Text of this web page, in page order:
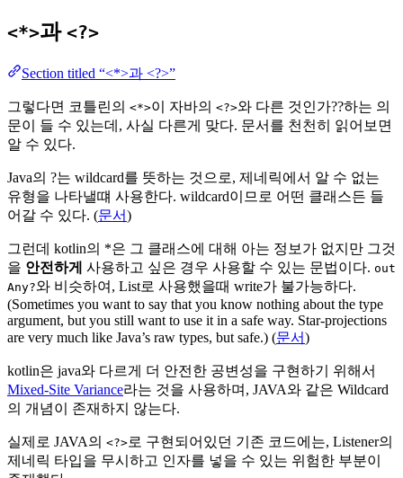
<*>과 <?>
Section titled “<*>과 <?>”
그렇다면 코틀린의 <*>이 자바의 <?>와 다른 것인가??하는 의
문이 들 수 있는데, 사실 다른게 맞다. 문서를 천천히 읽어보면
알 수 있다.
Java의 ?는 wildcard를 뜻하는 것으로, 제네릭에서 알 수 없는
유형을 나타낼떄 사용한다. wildcard이므로 어떤 클래스든 들
어갈 수 있다. (문서)
그런데 kotlin의 *은 그 클래스에 대해 아는 정보가 없지만 그것
을 안전하게 사용하고 싶은 경우 사용할 수 있는 문법이다. out
Any?와 비슷하여, List로 사용했을때 write가 불가능하다.
(Sometimes you want to say that you know nothing about the type
argument, but you still want to use it in a safe way. Star-projections
are very much like Java’s raw types, but safe.) (문서)
kotlin은 java와 다르게 더 안전한 공변성을 구현하기 위해서
Mixed-Site Variance라는 것을 사용하며, JAVA와 같은 Wildcard
의 개념이 존재하지 않는다.
실제로 JAVA의 <?>로 구현되어있던 기존 코드에는, Listener의
제네릭 타입을 무시하고 인자를 넣을 수 있는 위험한 부분이